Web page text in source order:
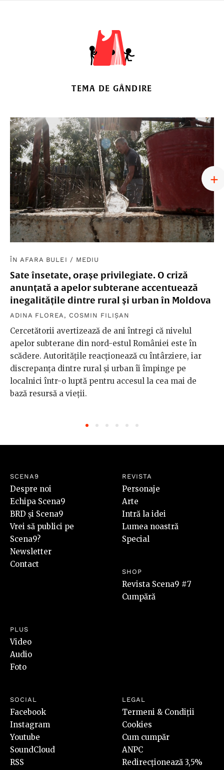
TEMA DE GÂNDIRE
ÎN AFARA BULEI / MEDIU
Sate însetate, orașe privilegiate. O criză
anunțată a apelor subterane accentuează
inegalitățile dintre rural și urban în Moldova
ADINA FLOREA , COSMIN FILIȘAN
Cercetătorii avertizează de ani întregi că nivelul
apelor subterane din nord-estul României este în
scădere. Autoritățile reacționează cu întârziere, iar
discrepanța dintre rural și urban îi împinge pe
localnici într-o luptă pentru accesul la cea mai de
bază resursă a vieții.
SCENA9
Despre noi
Echipa Scena9
BRD și Scena9
Vrei să publici pe
Scena9?
Newsletter
Contact
REVISTA
Personaje
Arte
Intră la idei
Lumea noastră
Special
SHOP
Revista Scena9 #7
Cumpără
PLUS
Video
Audio
Foto
SOCIAL
Facebook
Instagram
Youtube
SoundCloud
RSS
LEGAL
Termeni & Condiții
Cookies
Cum cumpăr
ANPC
Redirecționează 3,5%